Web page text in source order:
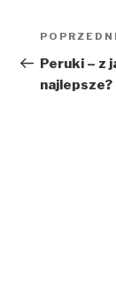
wpisu
Poprzedni
wpis
POPRZEDNI
Peruki – z
najlepsze?